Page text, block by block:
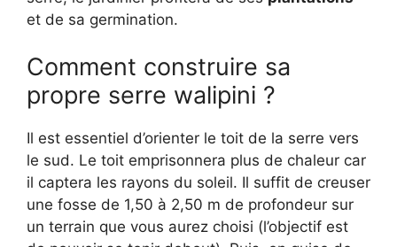
et de sa germination.
Comment construire sa
propre serre walipini ?
Il est essentiel d’orienter le toit de la serre vers
le sud. Le toit emprisonnera plus de chaleur car
il captera les rayons du soleil. Il suffit de creuser
une fosse de 1,50 à 2,50 m de profondeur sur
un terrain que vous aurez choisi (l’objectif est